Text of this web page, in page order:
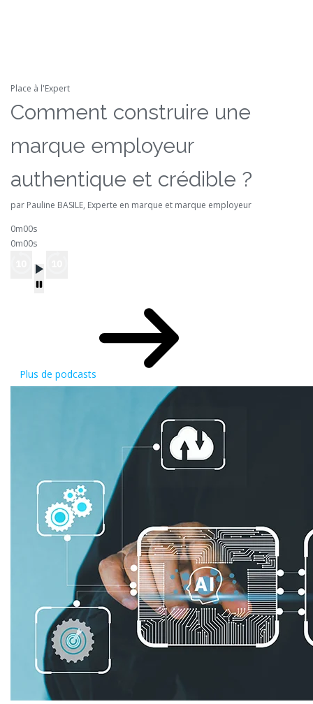
Place à l'Expert
Comment construire une
marque employeur
authentique et crédible ?
par Pauline BASILE, Experte en marque et marque employeur
0m00s
0m00s
Plus de podcasts